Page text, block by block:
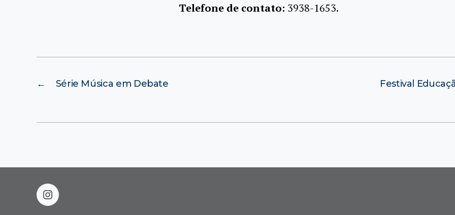
Telefone de contato: 3938-1653.
← Série Música em Debate Festival
instagram